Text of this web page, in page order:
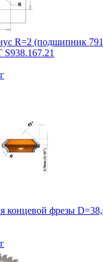
R=2 (подшипник
концевой фрезы